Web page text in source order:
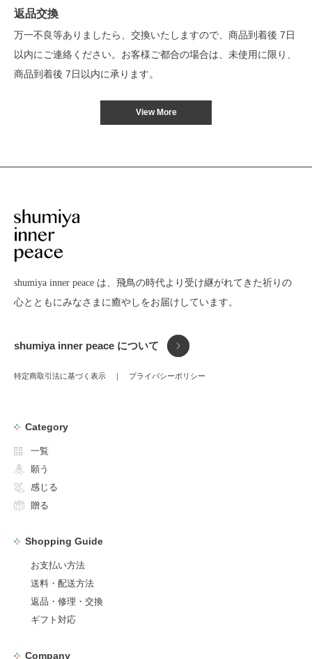
返品交換
万一不良等ありましたら、交換いたしますので、商品到着後 7日
以内にご連絡ください。お客様ご都合の場合は、未使用に限り、
商品到着後 7日以内に承ります。
View More
shumiya inner peace は、飛鳥の時代より受け継がれてきた祈りの
心とともにみなさまに癒やしをお届けしています。
shumiya inner peace について
特定商取引法に基づく表示 プライバシーポリシー
Category
一覧
願う
感じる
贈る
Shopping Guide
お支払い方法
送料・配送方法
返品・修理・交換
ギフト対応
Company